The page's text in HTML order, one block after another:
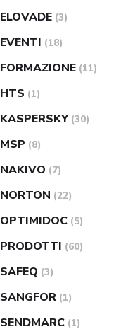
ELOVADE (3)
EVENTI (18)
FORMAZIONE (11)
HTS (1)
KASPERSKY (30)
MSP (8)
NAKIVO (7)
NORTON (22)
OPTIMIDOC (5)
PRODOTTI (60)
SAFEQ (3)
SANGFOR (1)
SENDMARC (1)